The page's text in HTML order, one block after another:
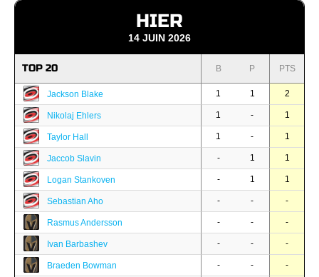
HIER
14 JUIN 2026
TOP 20 B P PTS
Jackson Blake 1 1 2
Nikolaj Ehlers 1 - 1
Taylor Hall 1 - 1
Jaccob Slavin - 1 1
Logan Stankoven - 1 1
Sebastian Aho - - -
Rasmus Andersson - - -
Ivan Barbashev - - -
Braeden Bowman - - -